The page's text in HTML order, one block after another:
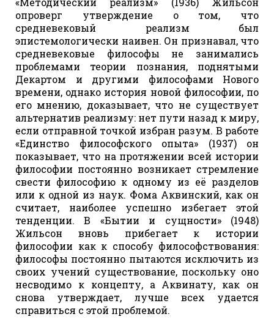
опроверг утверждение о том, что
средневековый реализм был
эпистемологически наивен. Он признавал, что
средневековые философы не занимались
проблемами теории познания, поднятыми
Декартом и другими философами Нового
времени, однако история новой философии, по
его мнению, доказывает, что не существует
альтернатив реализму: нет пути назад к миру,
если отправной точкой избран разум. В работе
«Единство философского опыта» (1937) он
показывает, что на протяжении всей истории
философии постоянно возникает стремление
свести философию к одному из её разделов
или к одной из наук. Фома Аквинский, как он
считает, наиболее успешно избегает этой
тенденции. В «Бытии и сущности» (1948)
Жильсон вновь прибегает к истории
философии как к способу философствования:
философы постоянно пытаются исключить из
своих учений существование, поскольку оно
несводимо к концепту, а Аквинату, как он
снова утверждает, лучше всех удается
справиться с этой проблемой.